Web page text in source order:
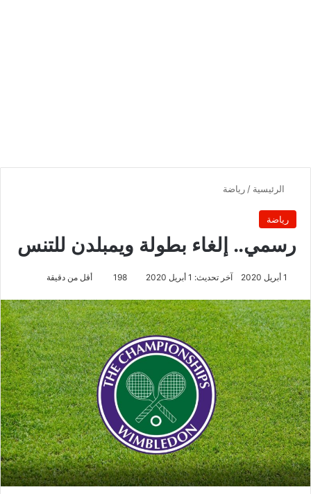
الرئيسية / رياضة
رياضة
رسمي.. إلغاء بطولة ويمبلدن للتنس
1 أبريل 2020 آخر تحديث: 1 أبريل 2020 198 أقل من دقيقة